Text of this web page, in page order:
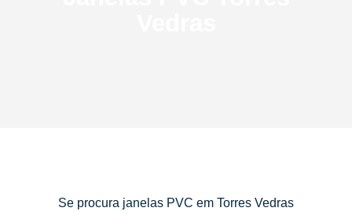
Se procura janelas PVC em Torres Vedras